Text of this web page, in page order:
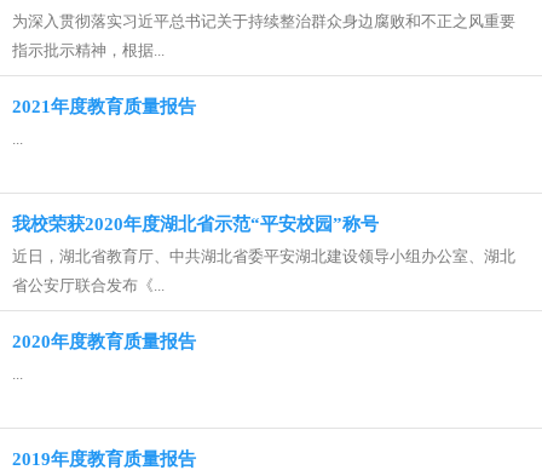
为深入贯彻落实习近平总书记关于持续整治群众身边腐败和不正之风重要
指示批示精神，根据...
2021年度教育质量报告
...
我校荣获2020年度湖北省示范“平安校园”称号
近日，湖北省教育厅、中共湖北省委平安湖北建设领导小组办公室、湖北
省公安厅联合发布《...
2020年度教育质量报告
...
2019年度教育质量报告